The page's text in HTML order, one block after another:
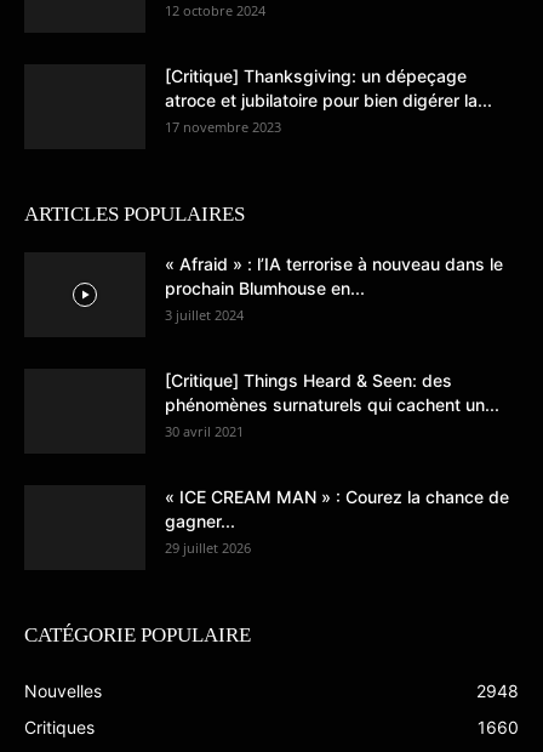
12 octobre 2024
[Critique] Thanksgiving: un dépeçage
atroce et jubilatoire pour bien digérer la...
17 novembre 2023
ARTICLES POPULAIRES
« Afraid » : l’IA terrorise à nouveau dans le
prochain Blumhouse en...
3 juillet 2024
[Critique] Things Heard & Seen: des
phénomènes surnaturels qui cachent un...
30 avril 2021
« ICE CREAM MAN » : Courez la chance de
gagner...
29 juillet 2026
CATÉGORIE POPULAIRE
Nouvelles
2948
Critiques
1660